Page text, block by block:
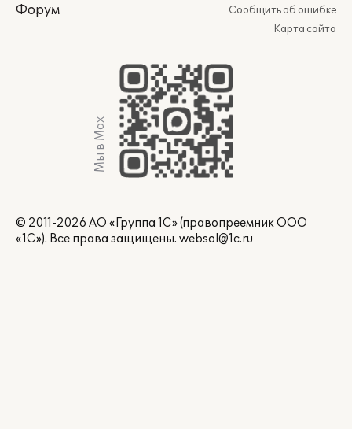
Форум
Сообщить об ошибке
Карта сайта
Мы в Max
© 2011-2026 АО «Группа 1С» (правопреемник ООО
«1С»). Все права защищены. websol@1c.ru